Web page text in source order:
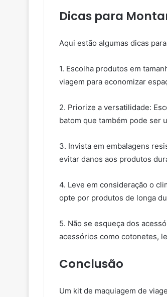
Dicas para
Aqui estão algumas dicas
1. Escolha produtos em
viagem para economizar
2. Priorize a versatilidade:
batom que também pode ser
3. Invista em embalagens
evitar danos aos produtos
4. Leve em consideração o
opte por produtos de longa
5. Não se esqueça dos
acessórios como cotonetes,
Conclusão
Um kit de maquiagem de